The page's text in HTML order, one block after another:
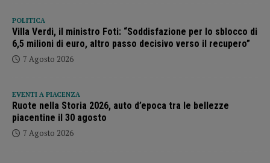
POLITICA
Villa Verdi, il ministro Foti: “Soddisfazione per lo sblocco di
6,5 milioni di euro, altro passo decisivo verso il recupero”
7 Agosto 2026
EVENTI A PIACENZA
Ruote nella Storia 2026, auto d’epoca tra le bellezze
piacentine il 30 agosto
7 Agosto 2026